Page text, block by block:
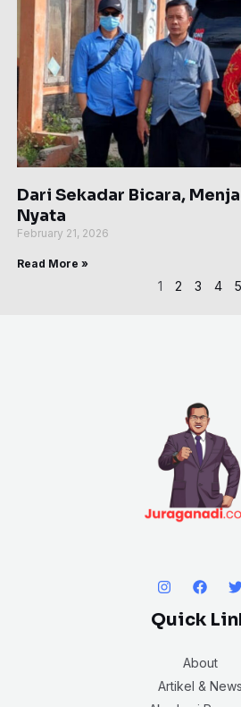
Dari Sekadar Bicara,
Nyata
February 21, 2026
Read More »
1 2 3 4 5
Quick
About
Artikel & News